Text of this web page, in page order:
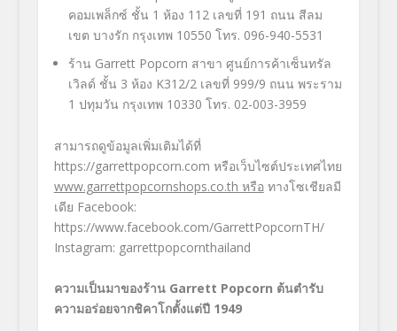
คอมเพล็กซ์ ชั้น 1 ห้อง 112 เลขที่ 191 ถนน สีลม
เขต บางรัก กรุงเทพ 10550 โทร. 096-940-5531
ร้าน Garrett Popcorn สาขา ศูนย์การค้าเซ็นทรัล
เวิลด์ ชั้น 3 ห้อง K312/2 เลขที่ 999/9 ถนน พระราม
1 ปทุมวัน กรุงเทพ 10330 โทร. 02-003-3959
สามารถดูข้อมูลเพิ่มเติมได้ที่
https://garrettpopcorn.com หรือเว็บไซต์ประเทศไทย
www.garrettpopcornshops.co.th หรือ ทางโซเชียลมี
เดีย Facebook:
https://www.facebook.com/GarrettPopcornTH/
Instagram: garrettpopcornthailand
ความเป็นมาของร้าน Garrett Popcorn ต้นตำรับ
ความอร่อยจากชิคาโกตั้งแต่ปี 1949